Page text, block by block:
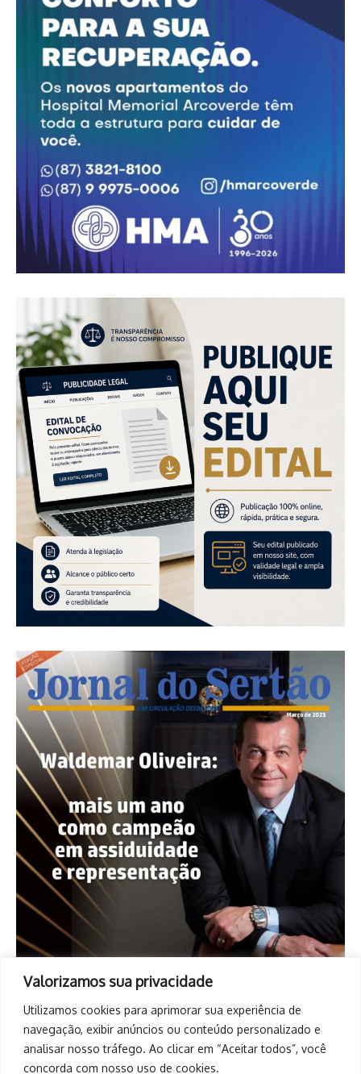
Valorizamos sua privacidade
Utilizamos cookies para aprimorar sua experiência de
navegação, exibir anúncios ou conteúdo personalizado e
analisar nosso tráfego. Ao clicar em “Aceitar todos”, você
concorda com nosso uso de cookies.